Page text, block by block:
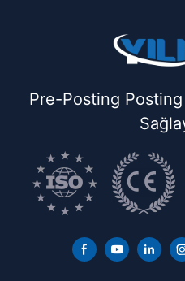
Pre-Posting